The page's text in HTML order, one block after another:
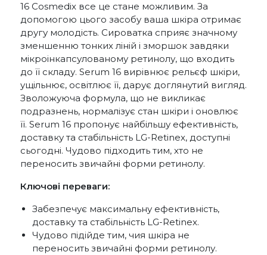
16 Cosmedix все це стане можливим. За
допомогою цього засобу ваша шкіра отримає
другу молодість. Сироватка сприяє значному
зменшенню тонких ліній і зморшок завдяки
мікроінкапсулованому ретинолу, що входить
до її складу. Serum 16 вирівнює рельєф шкіри,
ущільнює, освітлює її, дарує доглянутий вигляд.
Зволожуюча формула, що не викликає
подразнень, нормалізує стан шкіри і оновлює
її. Serum 16 пропонує найбільшу ефективність,
доставку та стабільність LG-Retinex, доступні
сьогодні. Чудово підходить тим, хто не
переносить звичайні форми ретинолу.
Ключові переваги:
Забезпечує максимальну ефективність,
доставку та стабільність LG-Retinex.
Чудово підійде тим, чия шкіра не
переносить звичайні форми ретинолу.